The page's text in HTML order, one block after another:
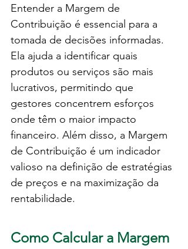
Entender a Margem de
Contribuição é essencial para a
tomada de decisões informadas.
Ela ajuda a identificar quais
produtos ou serviços são mais
lucrativos, permitindo que
gestores concentrem esforços
onde têm o maior impacto
financeiro. Além disso, a Margem
de Contribuição é um indicador
valioso na definição de estratégias
de preços e na maximização da
rentabilidade.
Como Calcular a Margem